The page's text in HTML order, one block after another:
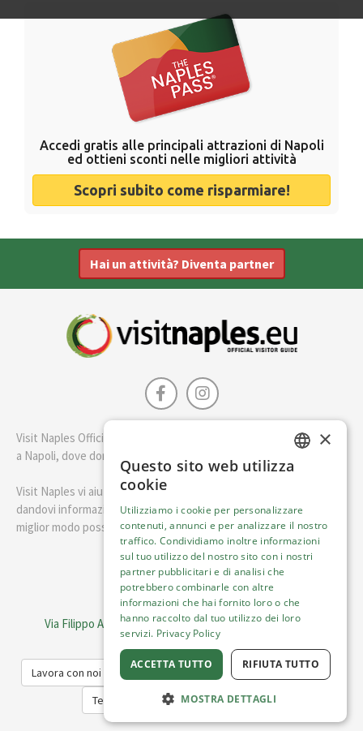
Accedi gratis alle principali attrazioni di Napoli
ed ottieni sconti nelle migliori attività
Scopri subito come risparmiare!
Hai un attività? Diventa partner
Visit Naples Official è la guida della città di Napoli. Scopri cosa fare
a Napoli, dove dormire e i migliori posti dove mangiare.
Visit Naples vi aiuterà a pianificare il vostro viaggio a Napoli
dandovi informazioni utili e consigli su come visitare Napoli nel
miglior modo possibile.
Italiano
Visit Italy Srl
Via Filippo Argelati, 10, 20143 Milano | P.IVA 08368951219
Capitale Sociale 50.000€
Lavora con noi Cookie Policy
Informativa sulla privacy
Termini del Servizio
Trasparenza
×
Questo sito web utilizza
cookie
Utilizziamo i cookie per personalizzare
contenuti, annunci e per analizzare il nostro
traffico. Condividiamo inoltre informazioni
sul tuo utilizzo del nostro sito con i nostri
partner pubblicitari e di analisi che
potrebbero combinarle con altre
informazioni che hai fornito loro o che
hanno raccolto dal tuo utilizzo dei loro
servizi. Privacy Policy
ACCETTA TUTTO RIFIUTA TUTTO
MOSTRA DETTAGLI